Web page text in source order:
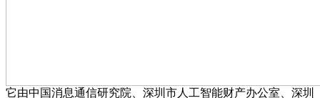
它由中国消息通信研究院、深圳市人工智能财产办公室、深圳